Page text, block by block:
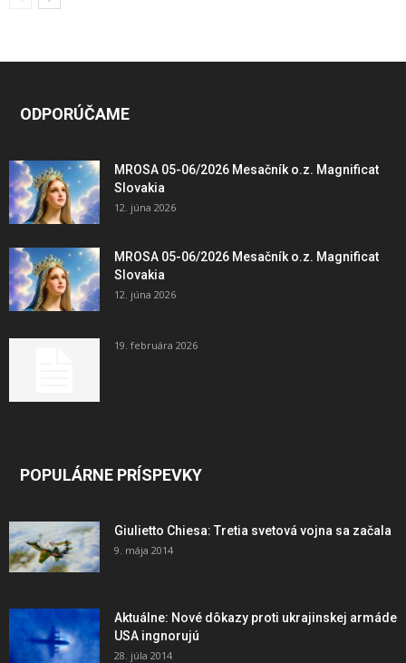
ODPORÚČAME
MROSA 05-06/2026 Mesačník o.z. Magnificat
Slovakia
12. júna 2026
MROSA 05-06/2026 Mesačník o.z. Magnificat
Slovakia
12. júna 2026
19. februára 2026
POPULÁRNE PRÍSPEVKY
Giulietto Chiesa: Tretia svetová vojna sa začala
9. mája 2014
Aktuálne: Nové dôkazy proti ukrajinskej armáde
USA ingnorujú
28. júla 2014